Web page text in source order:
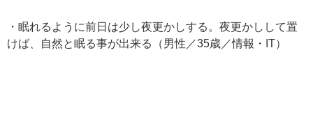
・眠れるように前日は少し夜更かしする。夜更かしして置
けば、自然と眠る事が出来る（男性／35歳／情報・IT）